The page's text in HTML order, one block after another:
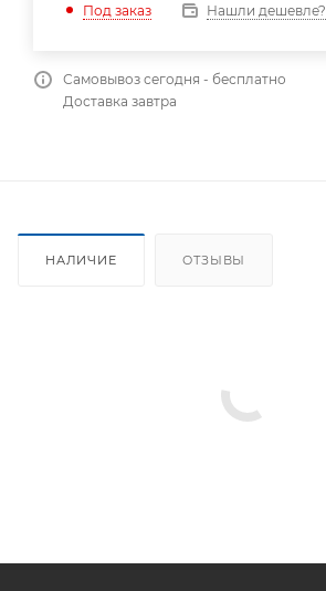
Под заказ Нашли дешевле?
Самовывоз сегодня - бесплатно
Доставка завтра
НАЛИЧИЕ ОТЗЫВЫ